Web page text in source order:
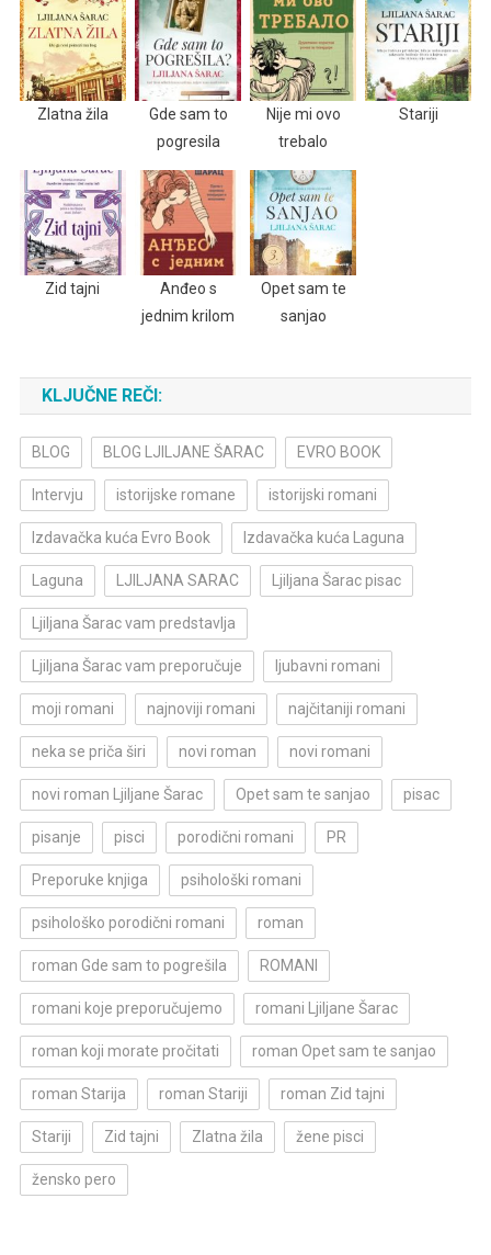
Zlatna žila
Gde sam to
pogresila
Nije mi ovo
trebalo
Stariji
Zid tajni
Anđeo s
jednim krilom
Opet sam te
sanjao
KLJUČNE REČI:
BLOG BLOG LJILJANE ŠARAC EVRO BOOK
Intervju istorijske romane istorijski romani
Izdavačka kuća Evro Book Izdavačka kuća Laguna
Laguna LJILJANA SARAC Ljiljana Šarac pisac
Ljiljana Šarac vam predstavlja
Ljiljana Šarac vam preporučuje ljubavni romani
moji romani najnoviji romani najčitaniji romani
neka se priča širi novi roman novi romani
novi roman Ljiljane Šarac Opet sam te sanjao pisac
pisanje pisci porodični romani PR
Preporuke knjiga psihološki romani
psihološko porodični romani roman
roman Gde sam to pogrešila ROMANI
romani koje preporučujemo romani Ljiljane Šarac
roman koji morate pročitati roman Opet sam te sanjao
roman Starija roman Stariji roman Zid tajni
Stariji Zid tajni Zlatna žila žene pisci
žensko pero